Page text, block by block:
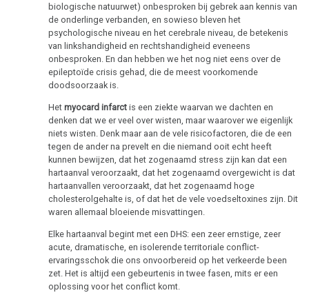
biologische
natuurwetten
natuurwet
Biologische
natuurwet
natuurwet
Biologische
Melanoom
Hersentumoren
carcinoom
Strottenhoofd
Botkanker
Leukemie
Longkanker
Lymfeklieren
constructie
biologische natuurwet) onbesproken bij gebrek aan kennis van
de onderlinge verbanden, en sowieso bleven het
psychologische niveau en het cerebrale niveau, de betekenis
van linkshandigheid en rechtshandigheid eveneens
onbesproken. En dan hebben we het nog niet eens over de
epileptoïde crisis gehad, die de meest voorkomende
doodsoorzaak is.
Hetmyocard infarct is een ziekte waarvan we dachten en
denken dat we er veel over wisten, maar waarover we eigenlijk
niets wisten. Denk maar aan de vele risicofactoren, die de een
tegen de ander na prevelt en die niemand ooit echt heeft
kunnen bewijzen, dat het zogenaamd stress zijn kan dat een
hartaanval veroorzaakt, dat het zogenaamd overgewicht is dat
hartaanvallen veroorzaakt, dat het zogenaamd hoge
cholesterolgehalte is, of dat het de vele voedseltoxines zijn. Dit
waren allemaal bloeiende misvattingen.
Elke hartaanval begint met een DHS: een zeer ernstige, zeer
acute, dramatische, en isolerende territoriale conflict-
ervaringsschok die ons onvoorbereid op het verkeerde been
zet. Het is altijd een gebeurtenis in twee fasen, mits er een
oplossing voor het conflict komt.